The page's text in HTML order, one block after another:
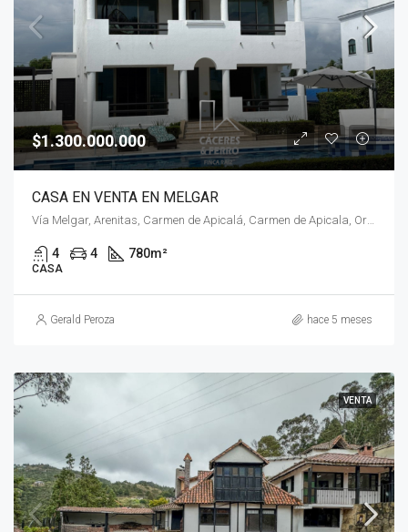
$1.300.000.000
CASA EN VENTA EN MELGAR
4 4 780m²
CASA
Gerald Peroza hace 5 meses
VENTA